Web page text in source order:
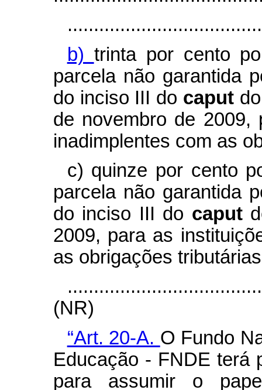
b) trinta por cento
parcela não garantida
do inciso III do caput
de novembro de 2009,
inadimplentes com as
c) quinze por cento
parcela não garantida
do inciso III do caput
2009, para as
as obrigações
(NR)
“Art. 20-A. O Fundo
Educação - FNDE terá
para assumir o